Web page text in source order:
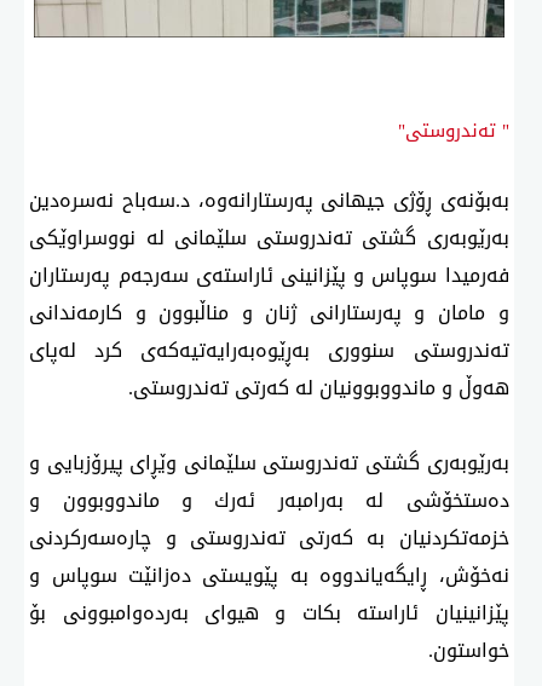
" تەندروستی"
بەبۆنەی ڕۆژی جیهانی پەرستارانەوە، د.سەباح نەسرەدین
بەرێوبەری گشتی تەندروستی سلێمانی لە نووسراوێكی
فەرمیدا سوپاس و پێزانینی ئاراستەی سەرجەم پەرستاران
و مامان و پەرستارانی ژنان و مناڵبوون و كارمەندانی
تەندروستی سنووری بەڕێوەبەرایەتیەكەی كرد لەپای
هەوڵ و ماندووبوونیان لە كەرتی تەندروستی.
بەرێوبەری گشتی تەندروستی سلێمانی وێڕای پیرۆزبایی و
دەستخۆشی لە بەرامبەر ئەرك و ماندووبوون و
خزمەتكردنیان بە كەرتی تەندروستی و چارەسەركردنی
نەخۆش، ڕایگەیاندووە بە پێویستی دەزانێت سوپاس و
پێزانینیان ئاراستە بكات و هیوای بەردەوامبوونی بۆ
خواستون.